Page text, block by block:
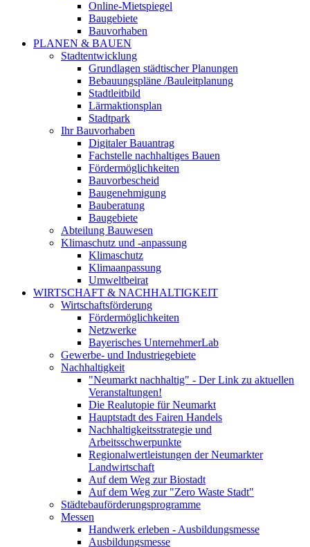
Online-Mietspiegel
Baugebiete
Bauvorhaben
PLANEN & BAUEN
Stadtentwicklung
Grundlagen städtischer Planungen
Bebauungspläne /Bauleitplanung
Stadtleitbild
Lärmaktionsplan
Stadtpark
Ihr Bauvorhaben
Digitaler Bauantrag
Fachstelle nachhaltiges Bauen
Fördermöglichkeiten
Bauvorbescheid
Baugenehmigung
Bauberatung
Baugebiete
Abteilung Bauwesen
Klimaschutz und -anpassung
Klimaschutz
Klimaanpassung
Umweltbeirat
WIRTSCHAFT & NACHHALTIGKEIT
Wirtschaftsförderung
Fördermöglichkeiten
Netzwerke
Bayerisches UnternehmerLab
Gewerbe- und Industriegebiete
Nachhaltigkeit
"Neumarkt nachhaltig" - Der Link zu aktuellen
Veranstaltungen!
Die Realutopie für Neumarkt
Hauptstadt des Fairen Handels
Nachhaltigkeitsstrategie und
Arbeitsschwerpunkte
Regionalwertleistungen der Neumarkter
Landwirtschaft
Auf dem Weg zur Biostadt
Auf dem Weg zur "Zero Waste Stadt"
Städtebauförderungsprogramme
Messen
Handwerk erleben - Ausbildungsmesse
Ausbildungsmesse